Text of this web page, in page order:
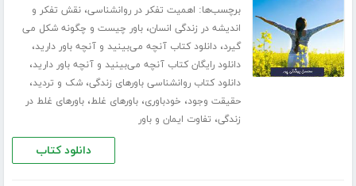
برچسب‌ها: اهمیت تفکر در روانشناسی،نقش تفکر و
اندیشه در زندگی انسان،باور چیست و چگونه شکل می
گیرد،دانلود کتاب آنچه می‌بینید و آنچه باور دارید،
دانلود رایگان کتاب آنچه می‌بینید و آنچه باور دارید،
دانلود کتاب روانشناسی باورهای زندگی،شک و تردید،
حقیقت وجود، خودباوری،باورهای غلط،باورهای غلط در
زندگی، تفاوت ایمان و باور
دانلود کتاب